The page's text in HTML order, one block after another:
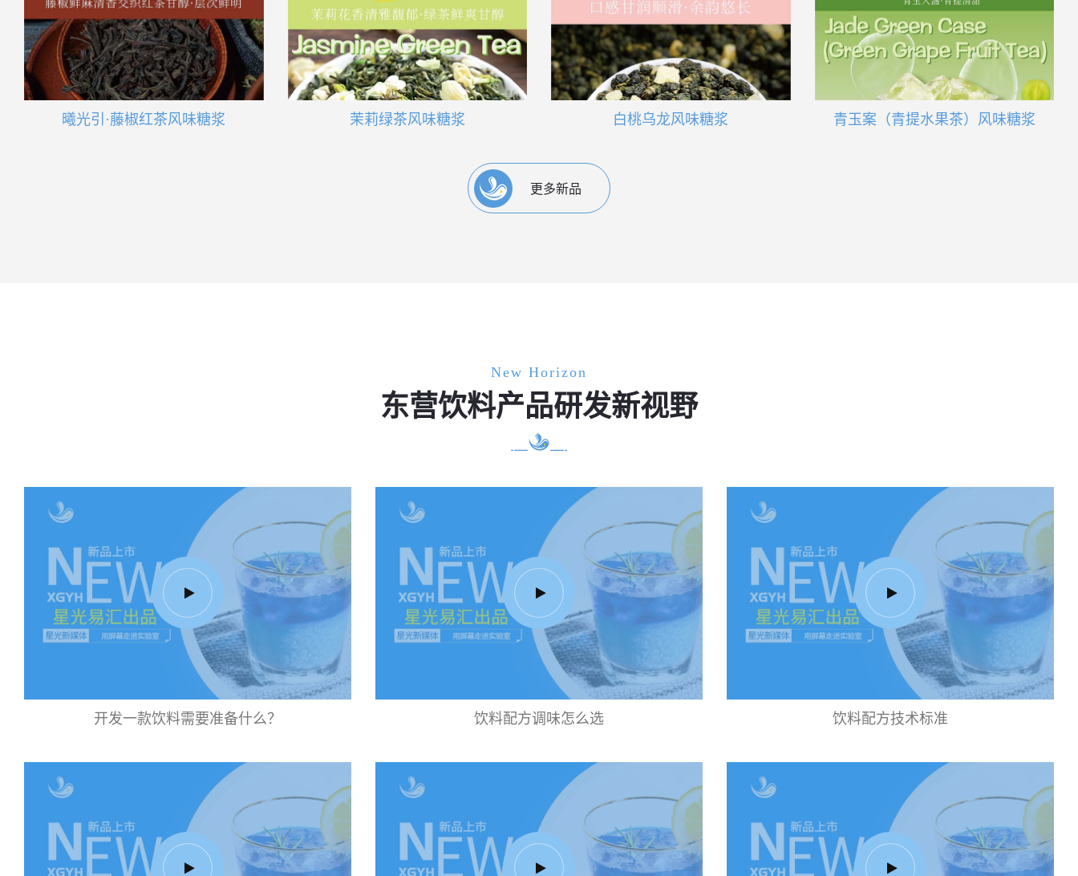
曦光引·藤椒红茶风味糖浆 茉莉绿茶风味糖浆 白桃乌龙风味糖浆 青玉案（青提水果茶）风味糖浆
更多新品
New Horizon
东营饮料产品研发新视野
开发一款饮料需要准备什么？ 饮料配方调味怎么选 饮料配方技术标准